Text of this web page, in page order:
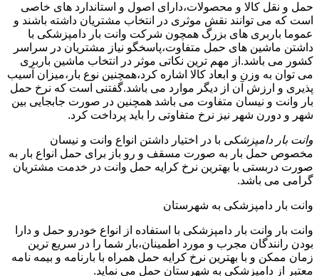
حمل و نقل کالا و محصولات،دارای اصول و استاندارد های خاصی
است که می توانند نقش موثری در انتخاب مشتریان داشته باشند و
عموما باربری های بزرگ همچون شرکت وانت بار دامپزشکی با
داشتن ماشین های حمل متفاوت،پاسخگو نیاز مشتریان در سراسر
کشور می باشد.از مهم ترین نکاتی موثر در انتخاب ماشین باربری
می توان به وزن و ابعاد کالا اشاره کرد،همچنین نوع بار،میزان آسیب
پذیری و ارزش آن از دیگر موارد می باشد.گفتنی است که نرخ حمل
بار وانت و نیسان متفاوت می باشد همچنین در صورت جابجایی بین
شهر و دورن شهر نیز نرخ متفاوتی را باید پرداخت کرد.
وانت بار دامپزشکی با در اختیار داشتن انواع وانت و نیسان
مخصوص حمل بار به صورت مسقف و رو باز برای حمل انواع بار به
صورت دربستی با بهترین نرخ کرایه حمل وانت در خدمت مشتریان
گرامی می باشد.
وانت بار دامپزشکی به شهرستان
وانت بار وانت بار دامپزشکی با استفاده از انواع خودرو حمل و دارا
بودن رانندگان مجرب و مورد اطمینان،بار شما را در سریع ترین
زمان ممکن و با بهترین نرخ کرایه حمل همراه با بارنامه و بیمه نامه
معتبر از دامپزشکی به شهرستان حمل می نماید.